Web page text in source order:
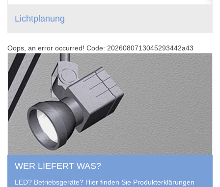
Lichtplanung
Oops, an error occurred! Code: 2026080713045293442a43
WER LIEFERT WAS?
LED? Betriebsgeräte? Hier finden Sie Produkterklärungen